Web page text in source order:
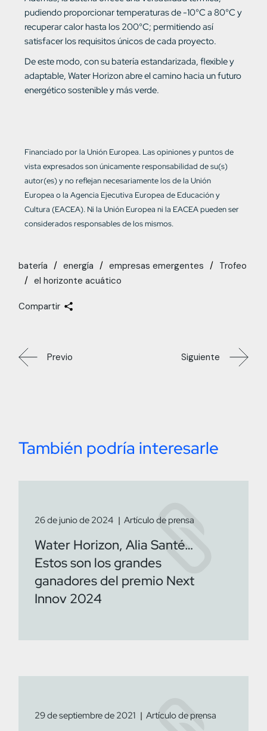
pudiendo proporcionar temperaturas de -10°C a 80°C y
recuperar calor hasta los 200°C; permitiendo así
satisfacer los requisitos únicos de cada proyecto.
De este modo, con su batería estandarizada, flexible y
adaptable, Water Horizon abre el camino hacia un futuro
energético sostenible y más verde.
Financiado por la Unión Europea. Las opiniones y puntos de
vista expresados son únicamente responsabilidad de su(s)
autor(es) y no reflejan necesariamente los de la Unión
Europea o la Agencia Ejecutiva Europea de Educación y
Cultura (EACEA). Ni la Unión Europea ni la EACEA pueden ser
considerados responsables de los mismos.
batería energía empresas emergentes
Trofeo
el horizonte acuático
Compartir
Previo Siguiente
También podría interesarle
26 de junio de 2024 Artículo de prensa
Water Horizon, Alia Santé…
Estos son los grandes
ganadores del premio Next
Innov 2024
29 de septiembre de 2021 Artículo de prensa